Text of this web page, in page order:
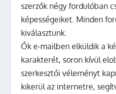
szerzők négy fordulóban
képességeiket. Minden
kiválasztunk.
Ők e-mailben elküldik a
karakterét, soron kívül
szerkesztői véleményt
kikerül az internetre,